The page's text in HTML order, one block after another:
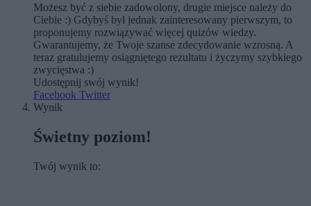
Możesz być z siebie zadowolony, drugie miejsce należy do
Ciebie :) Gdybyś był jednak zainteresowany pierwszym, to
proponujemy rozwiązywać więcej quizów wiedzy.
Gwarantujemy, że Twoje szanse zdecydowanie wzrosną. A
teraz gratulujemy osiągniętego rezultatu i życzymy szybkiego
zwycięstwa :)
Udostępnij swój wynik!
Facebook Twitter
Wynik
Świetny poziom!
Twój wynik to: